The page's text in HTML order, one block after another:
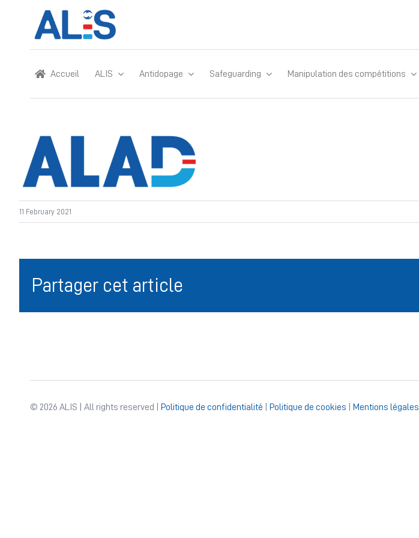
Accueil ALIS Antidopage Safeguarding Manipulation des compétitions
11 February 2021
Partager cet article
© 2026 ALIS | All rights reserved | Politique de confidentialité Politique de cookies Mentions légales